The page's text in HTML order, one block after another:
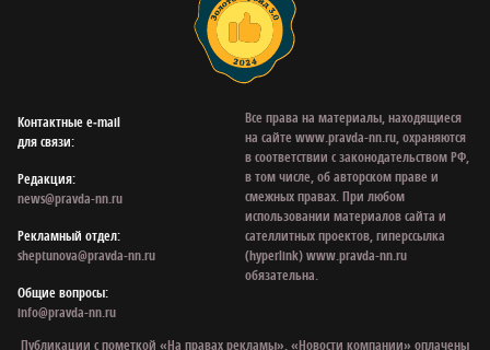
Контактные e‑mail
для связи:
Редакция:
news@pravda-nn.ru
Рекламный отдел:
sheptunova@pravda-nn.ru
Общие вопросы:
info@pravda-nn.ru
Все права на материалы, находящиеся
на сайте www.pravda-nn.ru, охраняются
в соответствии с законодательством РФ,
в том числе, об авторском праве и
смежных правах. При любом
использовании материалов сайта и
сателлитных проектов, гиперссылка
(hyperlink) www.pravda-nn.ru
обязательна.
Публикации с пометкой «На правах рекламы», «Новости компании» оплачены